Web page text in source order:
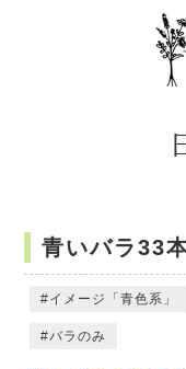
青いバラ33
イメージ「青色系」
バラのみ